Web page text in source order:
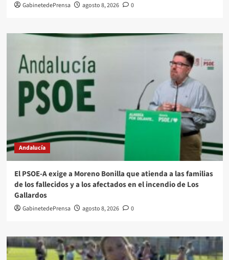
GabinetedePrensa agosto 8, 2026 0
Andalucía
El PSOE-A exige a Moreno Bonilla que atienda a las familias
de los fallecidos y a los afectados en el incendio de Los
Gallardos
GabinetedePrensa agosto 8, 2026 0